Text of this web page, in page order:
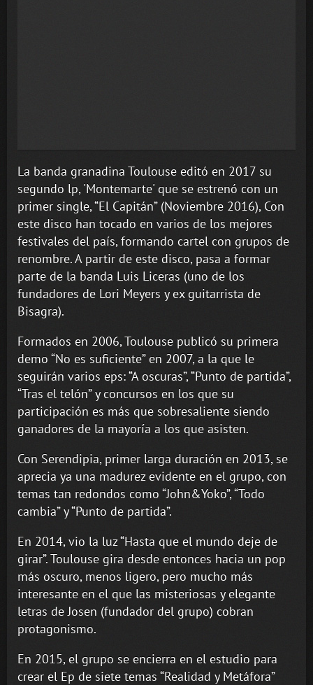
La banda granadina Toulouse editó en 2017 su
segundo lp, 'Montemarte' que se estrenó con un
primer single, “El Capitán” (Noviembre 2016), Con
este disco han tocado en varios de los mejores
festivales del país, formando cartel con grupos de
renombre. A partir de este disco, pasa a formar
parte de la banda Luis Liceras (uno de los
fundadores de Lori Meyers y ex guitarrista de
Bisagra).
Formados en 2006, Toulouse publicó su primera
demo “No es suficiente” en 2007, a la que le
seguirán varios eps: “A oscuras”, “Punto de partida”,
“Tras el telón” y concursos en los que su
participación es más que sobresaliente siendo
ganadores de la mayoría a los que asisten.
Con Serendipia, primer larga duración en 2013, se
aprecia ya una madurez evidente en el grupo, con
temas tan redondos como “John&Yoko”, “Todo
cambia” y “Punto de partida”.
En 2014, vio la luz “Hasta que el mundo deje de
girar”. Toulouse gira desde entonces hacia un pop
más oscuro, menos ligero, pero mucho más
interesante en el que las misteriosas y elegante
letras de Josen (fundador del grupo) cobran
protagonismo.
En 2015, el grupo se encierra en el estudio para
crear el Ep de siete temas “Realidad y Metáfora”